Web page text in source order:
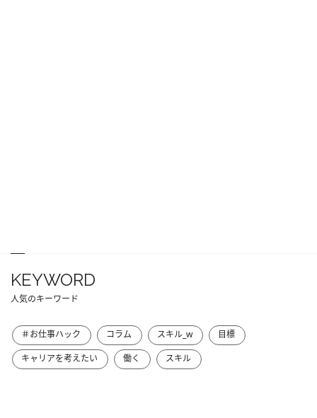
KEYWORD
人気のキーワード
＃お仕事ハック コラム スキル_w
目標
キャリアを考えたい
働く スキル